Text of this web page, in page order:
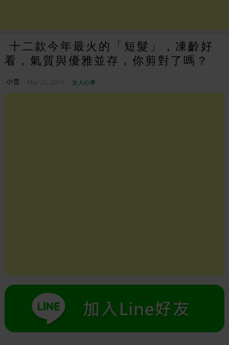
​ 十二款今年最火的「短髮」，凍齡好
看，氣質與優雅並存，你剪對了嗎？
小雪 Mar 21, 2019 女人心事